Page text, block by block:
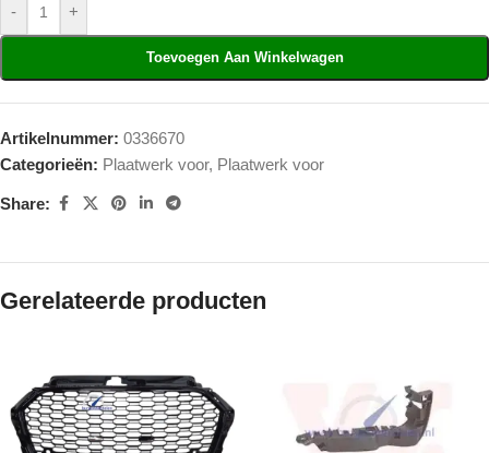
- +
Toevoegen Aan Winkelwagen
Artikelnummer: 0336670
Categorieën: Plaatwerk voor, Plaatwerk voor
Share:
Gerelateerde producten